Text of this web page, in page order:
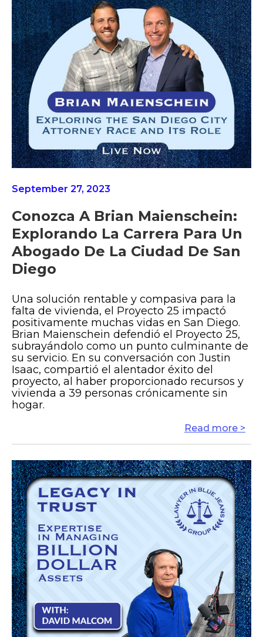
September 27, 2023
Conozca A Brian Maienschein:
Explorando La Carrera Para Un
Abogado De La Ciudad De San
Diego
Una solución rentable y compasiva para la
falta de vivienda, el Proyecto 25 impactó
positivamente muchas vidas en San Diego.
Brian Maienschein defendió el Proyecto 25,
subrayándolo como un punto culminante de
su servicio. En su conversación con Justin
Isaac, compartió el alentador éxito del
proyecto, al haber proporcionado recursos y
vivienda a 39 personas crónicamente sin
hogar.
Read more >